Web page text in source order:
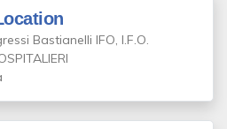
Bastianelli IFO, I.F.O.